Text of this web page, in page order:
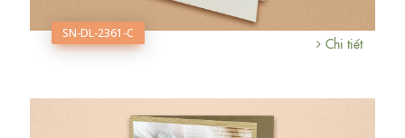
SN-DL-2361-C
Chi tiết